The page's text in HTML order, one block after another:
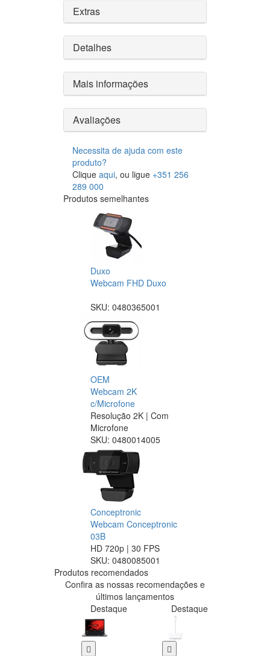
Extras
Detalhes
Mais informações
Avaliações
Necessita de ajuda com este
produto?
Clique aqui, ou ligue +351 256
289 000
Produtos semelhantes
Duxo
Webcam FHD Duxo
SKU: 0480365001
OEM
Webcam 2K
c/Microfone
Resolução 2K | Com
Microfone
SKU: 0480014005
Conceptronic
Webcam Conceptronic
03B
HD 720p | 30 FPS
SKU: 0480085001
Produtos recomendados
Confira as nossas recomendações e
últimos lançamentos
Destaque
Destaque